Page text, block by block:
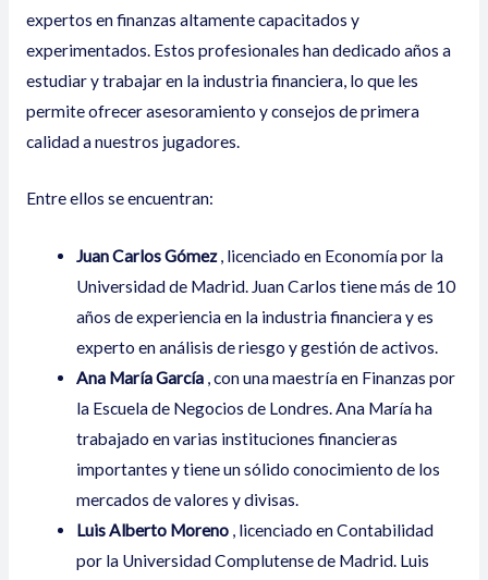
expertos en finanzas altamente capacitados y
experimentados. Estos profesionales han dedicado años a
estudiar y trabajar en la industria financiera, lo que les
permite ofrecer asesoramiento y consejos de primera
calidad a nuestros jugadores.
Entre ellos se encuentran:
Juan Carlos Gómez, licenciado en Economía por la
Universidad de Madrid. Juan Carlos tiene más de 10
años de experiencia en la industria financiera y es
experto en análisis de riesgo y gestión de activos.
Ana María García , con una maestría en Finanzas por
la Escuela de Negocios de Londres. Ana María ha
trabajado en varias instituciones financieras
importantes y tiene un sólido conocimiento de los
mercados de valores y divisas.
Luis Alberto Moreno , licenciado en Contabilidad
por la Universidad Complutense de Madrid. Luis